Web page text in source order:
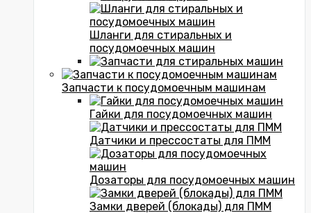
Шланги для стиральных и
посудомоечных машин
Запчасти к посудомоечным машинам
Гайки для посудомоечных машин
Датчики и прессостаты для ПММ
Дозаторы для посудомоечных машин
Замки дверей (блокады) для ПММ